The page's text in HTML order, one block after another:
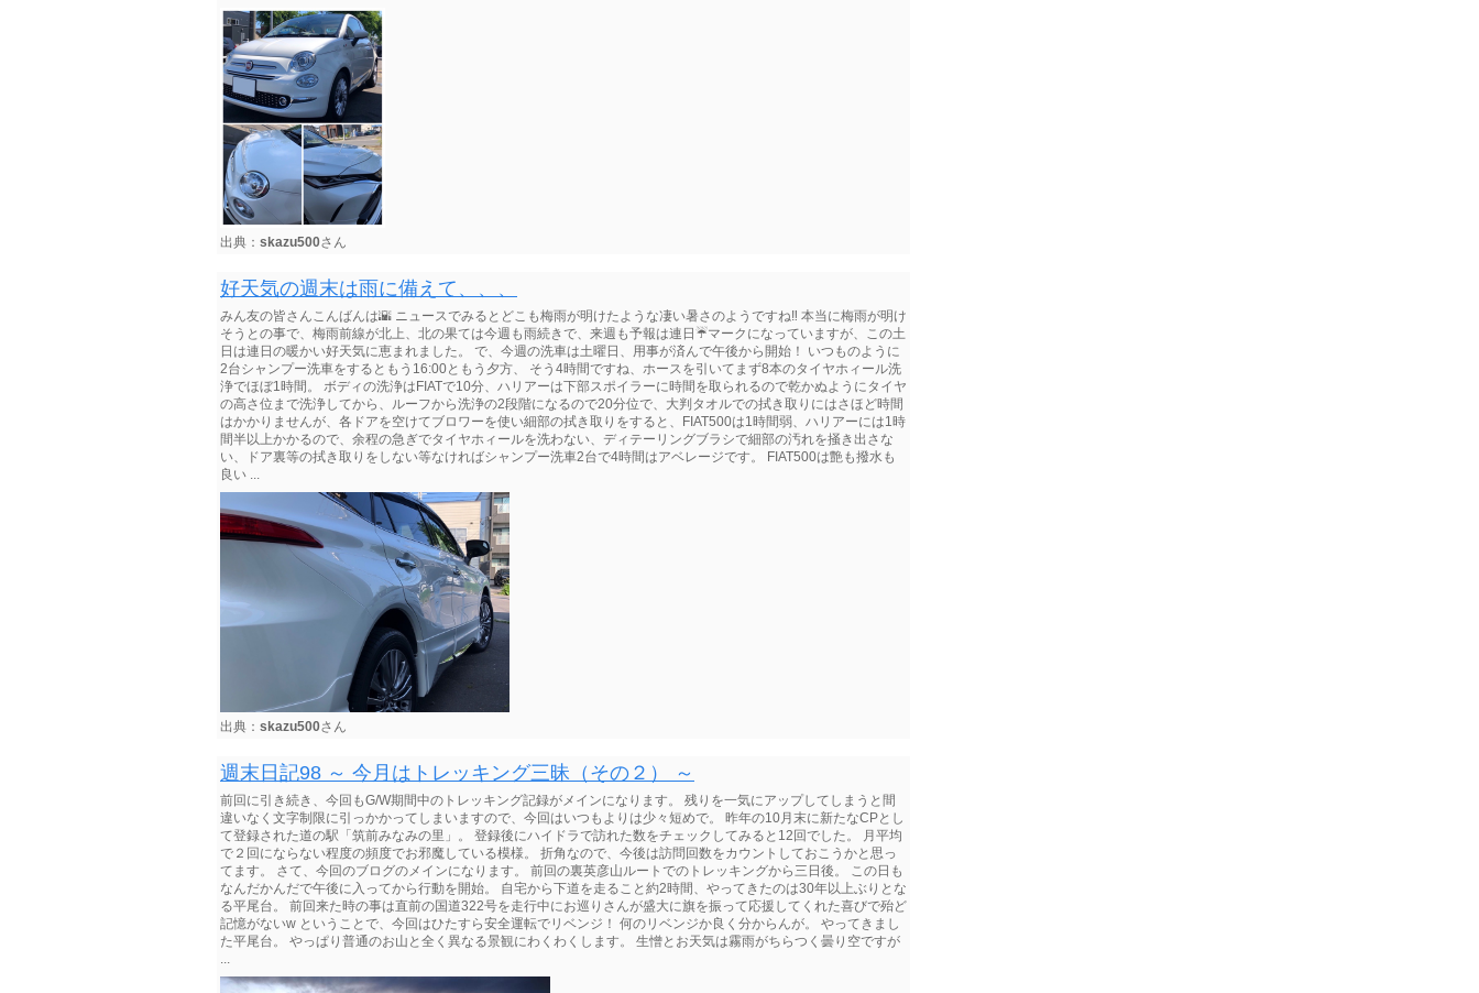
出典： skazu500さん
好天気の週末は雨に備えて、、、
みん友の皆さんこんばんは🌇 ニュースでみるとどこも梅雨が明けたような凄い暑さのようですね‼️ 本当に梅雨が明け
そうとの事で、梅雨前線が北上、北の果ては今週も雨続きで、来週も予報は連日☔️マークになっていますが、この土
日は連日の暖かい好天気に恵まれました。 で、今週の洗車は土曜日、用事が済んで午後から開始！ いつものように
2台シャンプー洗車をするともう16:00ともう夕方、 そう4時間ですね、ホースを引いてまず8本のタイヤホィール洗
浄でほぼ1時間。 ボディの洗浄はFIATで10分、ハリアーは下部スポイラーに時間を取られるので乾かぬようにタイヤ
の高さ位まで洗浄してから、ルーフから洗浄の2段階になるので20分位で、大判タオルでの拭き取りにはさほど時間
はかかりませんが、各ドアを空けてブロワーを使い細部の拭き取りをすると、FIAT500は1時間弱、ハリアーには1時
間半以上かかるので、余程の急ぎでタイヤホィールを洗わない、ディテーリングブラシで細部の汚れを掻き出さな
い、ドア裏等の拭き取りをしない等なければシャンプー洗車2台で4時間はアベレージです。 FIAT500は艶も撥水も
良い ...
出典： skazu500さん
週末日記98 ～ 今月はトレッキング三昧（その２） ～
前回に引き続き、今回もG/W期間中のトレッキング記録がメインになります。 残りを一気にアップしてしまうと間
違いなく文字制限に引っかかってしまいますので、今回はいつもよりは少々短めで。 昨年の10月末に新たなCPとし
て登録された道の駅「筑前みなみの里」。 登録後にハイドラで訪れた数をチェックしてみると12回でした。 月平均
で２回にならない程度の頻度でお邪魔している模様。 折角なので、今後は訪問回数をカウントしておこうかと思っ
てます。 さて、今回のブログのメインになります。 前回の裏英彦山ルートでのトレッキングから三日後。 この日も
なんだかんだで午後に入ってから行動を開始。 自宅から下道を走ること約2時間、やってきたのは30年以上ぶりとな
る平尾台。 前回来た時の事は直前の国道322号を走行中にお巡りさんが盛大に旗を振って応援してくれた喜びで殆ど
記憶がないw ということで、今回はひたすら安全運転でリベンジ！ 何のリベンジか良く分からんが。 やってきまし
た平尾台。 やっぱり普通のお山と全く異なる景観にわくわくします。 生憎とお天気は霧雨がちらつく曇り空ですが
...